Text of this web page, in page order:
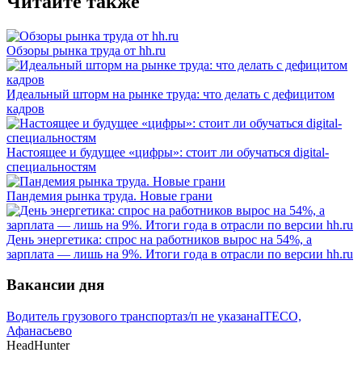
Обзоры рынка труда от hh.ru
Идеальный шторм на рынке труда: что делать с дефицитом
кадров
Настоящее и будущее «цифры»: стоит ли обучаться digital-
специальностям
Пандемия рынка труда. Новые грани
День энергетика: спрос на работников вырос на 54%, а
зарплата — лишь на 9%. Итоги года в отрасли по версии hh.ru
Вакансии дня
Водитель грузового транспортаз/п не указанаITECO,
Афанасьево
HeadHunter